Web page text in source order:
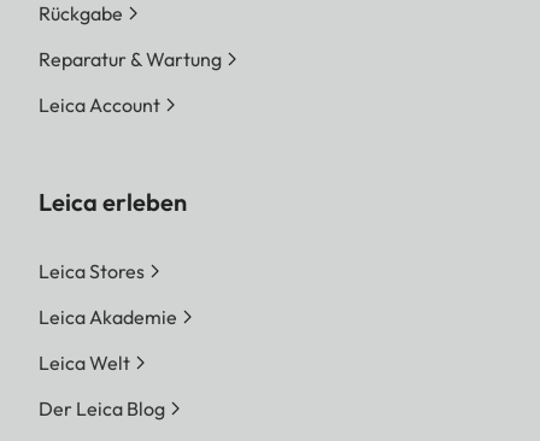
Rückgabe
Reparatur & Wartung
Leica Account
Leica erleben
Leica Stores
Leica Akademie
Leica Welt
Der Leica Blog